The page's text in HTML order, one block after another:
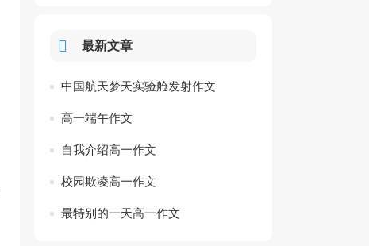
最新文章
中国航天梦天实验舱发射作文
高一端午作文
自我介绍高一作文
校园欺凌高一作文
最特别的一天高一作文